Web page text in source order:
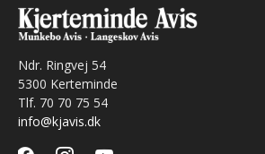
Ndr. Ringvej 54
5300 Kerteminde
Tlf. 70 70 75 54
info@kjavis.dk
facebookinstagramyoutube